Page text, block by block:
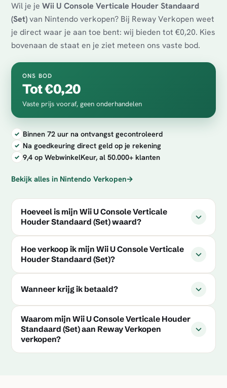
Wil je je Wii U Console Verticale Houder Standaard
(Set)van Nintendo verkopen? Bij Reway Verkopen weet
je direct waar je aan toe bent: wij bieden tot €0,20. Kies
bovenaan de staat en je ziet meteen ons vaste bod.
ONS BOD
Tot €0,20
Vaste prijs vooraf, geen onderhandelen
Binnen 72 uur na ontvangst gecontroleerd
Na goedkeuring direct geld op je rekening
9,4 op WebwinkelKeur, al 50.000+ klanten
Bekijk alles in Nintendo Verkopen→
Hoeveel is mijn Wii U Console Verticale
Houder Standaard (Set) waard?
Hoe verkoop ik mijn Wii U Console Verticale
Houder Standaard (Set)?
Wanneer krijg ik betaald?
Waarom mijn Wii U Console Verticale Houder
Standaard (Set) aan Reway Verkopen
verkopen?